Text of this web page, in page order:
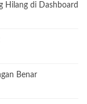
Hilang di Dashboard
Benar